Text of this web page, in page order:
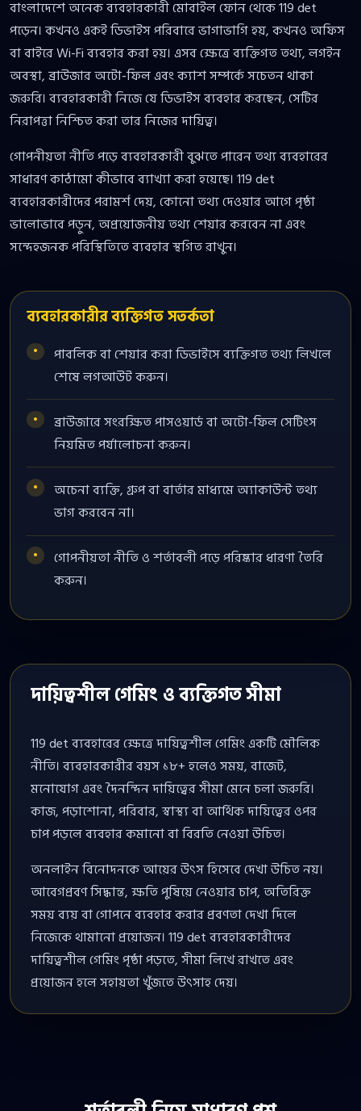
বাংলাদেশে অনেক ব্যবহারকারী মোবাইল ফোন থেকে 119 det
পড়েন। কখনও একই ডিভাইস পরিবারে ভাগাভাগি হয়, কখনও অফিস
বা বাইরে Wi-Fi ব্যবহার করা হয়। এসব ক্ষেত্রে ব্যক্তিগত তথ্য, লগইন
অবস্থা, ব্রাউজার অটো-ফিল এবং ক্যাশ সম্পর্কে সচেতন থাকা
জরুরি। ব্যবহারকারী নিজে যে ডিভাইস ব্যবহার করছেন, সেটির
নিরাপত্তা নিশ্চিত করা তার নিজের দায়িত্ব।
গোপনীয়তা নীতি পড়ে ব্যবহারকারী বুঝতে পারেন তথ্য ব্যবহারের
সাধারণ কাঠামো কীভাবে ব্যাখ্যা করা হয়েছে। 119 det
ব্যবহারকারীদের পরামর্শ দেয়, কোনো তথ্য দেওয়ার আগে পৃষ্ঠা
ভালোভাবে পড়ুন, অপ্রয়োজনীয় তথ্য শেয়ার করবেন না এবং
সন্দেহজনক পরিস্থিতিতে ব্যবহার স্থগিত রাখুন।
ব্যবহারকারীর ব্যক্তিগত সতর্কতা
পাবলিক বা শেয়ার করা ডিভাইসে ব্যক্তিগত তথ্য লিখলে
শেষে লগআউট করুন।
ব্রাউজারে সংরক্ষিত পাসওয়ার্ড বা অটো-ফিল সেটিংস
নিয়মিত পর্যালোচনা করুন।
অচেনা ব্যক্তি, গ্রুপ বা বার্তার মাধ্যমে অ্যাকাউন্ট তথ্য
ভাগ করবেন না।
গোপনীয়তা নীতি ও শর্তাবলী পড়ে পরিষ্কার ধারণা তৈরি
করুন।
দায়িত্বশীল গেমিং ও ব্যক্তিগত সীমা
119 det ব্যবহারের ক্ষেত্রে দায়িত্বশীল গেমিং একটি মৌলিক
নীতি। ব্যবহারকারীর বয়স ১৮+ হলেও সময়, বাজেট,
মনোযোগ এবং দৈনন্দিন দায়িত্বের সীমা মেনে চলা জরুরি।
কাজ, পড়াশোনা, পরিবার, স্বাস্থ্য বা আর্থিক দায়িত্বের ওপর
চাপ পড়লে ব্যবহার কমানো বা বিরতি নেওয়া উচিত।
অনলাইন বিনোদনকে আয়ের উৎস হিসেবে দেখা উচিত নয়।
আবেগপ্রবণ সিদ্ধান্ত, ক্ষতি পুষিয়ে নেওয়ার চাপ, অতিরিক্ত
সময় ব্যয় বা গোপনে ব্যবহার করার প্রবণতা দেখা দিলে
নিজেকে থামানো প্রয়োজন। 119 det ব্যবহারকারীদের
দায়িত্বশীল গেমিং পৃষ্ঠা পড়তে, সীমা লিখে রাখতে এবং
প্রয়োজন হলে সহায়তা খুঁজতে উৎসাহ দেয়।